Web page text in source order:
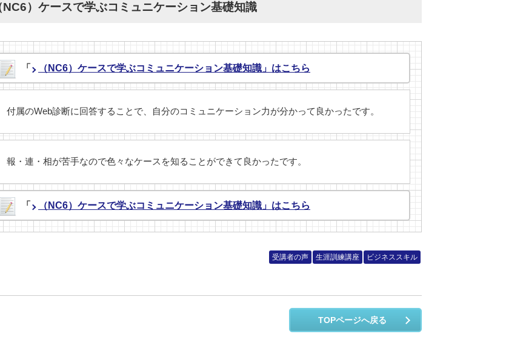
NC6）ケースで学ぶコミュニケーション基礎知識
「 （NC6）ケースで学ぶコミュニケーション基礎知識」はこちら
付属のWeb診断に回答することで、自分のコミュニケーション力が分かって良かったです。
報・連・相が苦手なので色々なケースを知ることができて良かったです。
「 （NC6）ケースで学ぶコミュニケーション基礎知識」はこちら
受講者の声 生涯訓練講座 ビジネススキル
TOPページへ戻る